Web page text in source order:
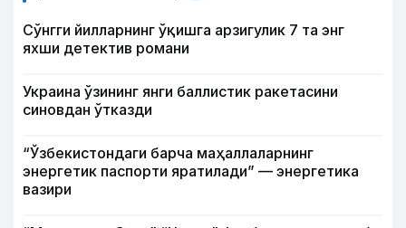
Сўнгги йилларнинг ўқишга арзигулик 7 та энг
яхши детектив романи
Украина ўзининг янги баллистик ракетасини
синовдан ўтказди
“Ўзбекистондаги барча маҳаллаларнинг
энергетик паспорти яратилади” — энергетика
вазири